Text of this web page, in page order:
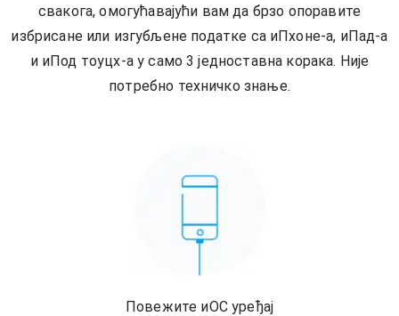
свакога, омогућавајући вам да брзо опоравите
избрисане или изгубљене податке са иПхоне-а, иПад-а
и иПод тоуцх-а у само 3 једноставна корака. Није
потребно техничко знање.
Повежите иОС уређај